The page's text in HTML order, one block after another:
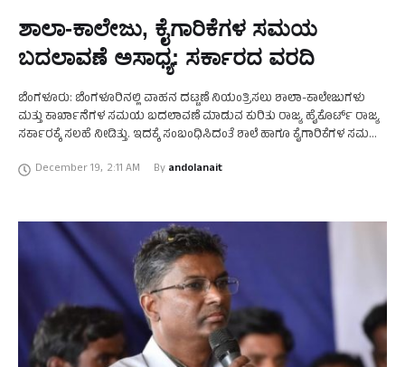
ಶಾಲಾ-ಕಾಲೇಜು, ಕೈಗಾರಿಕೆಗಳ ಸಮಯ
ಬದಲಾವಣೆ ಅಸಾಧ್ಯ: ಸರ್ಕಾರದ ವರದಿ
ಬೆಂಗಳೂರು: ಬೆಂಗಳೂರಿನಲ್ಲಿ ವಾಹನ ದಟ್ಟಣೆ ನಿಯಂತ್ರಿಸಲು ಶಾಲಾ-ಕಾಲೇಜುಗಳು
ಮತ್ತು ಕಾರ್ಖಾನೆಗಳ ಸಮಯ ಬದಲಾವಣೆ ಮಾಡುವ ಕುರಿತು ರಾಜ್ಯ ಹೈಕೊರ್ಟ್‌ ರಾಜ್ಯ
ಸರ್ಕಾರಕ್ಕೆ ಸಲಹೆ ನೀಡಿತ್ತು. ಇದಕ್ಕೆ ಸಂಬಂಧಿಸಿದಂತೆ ಶಾಲೆ ಹಾಗೂ ಕೈಗಾರಿಕೆಗಳ ಸಮಯ
December 19, 2:11 AM By andolanait